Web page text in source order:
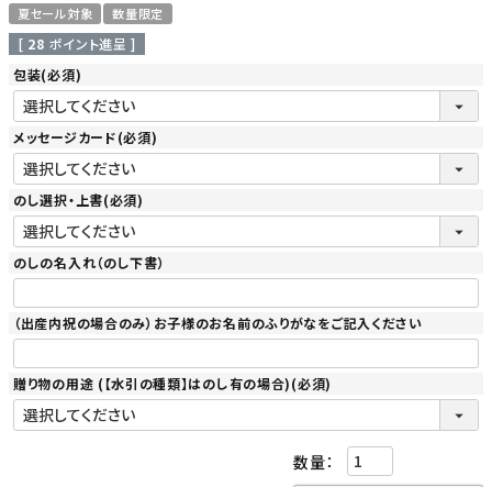
夏セール対象 数量限定
[ 28 ポイント進呈 ]
包装(必須)
メッセージカード(必須)
のし選択・上書(必須)
のしの名入れ（のし下書）
（出産内祝の場合のみ）お子様のお名前のふりがなをご記入ください
贈り物の用途 (【水引の種類】はのし有の場合)(必須)